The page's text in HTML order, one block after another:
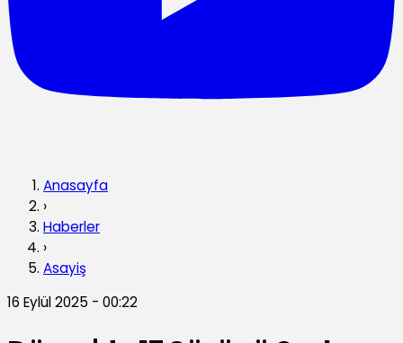
Anasayfa
›
Haberler
›
Asayiş
16 Eylül 2025 - 00:22